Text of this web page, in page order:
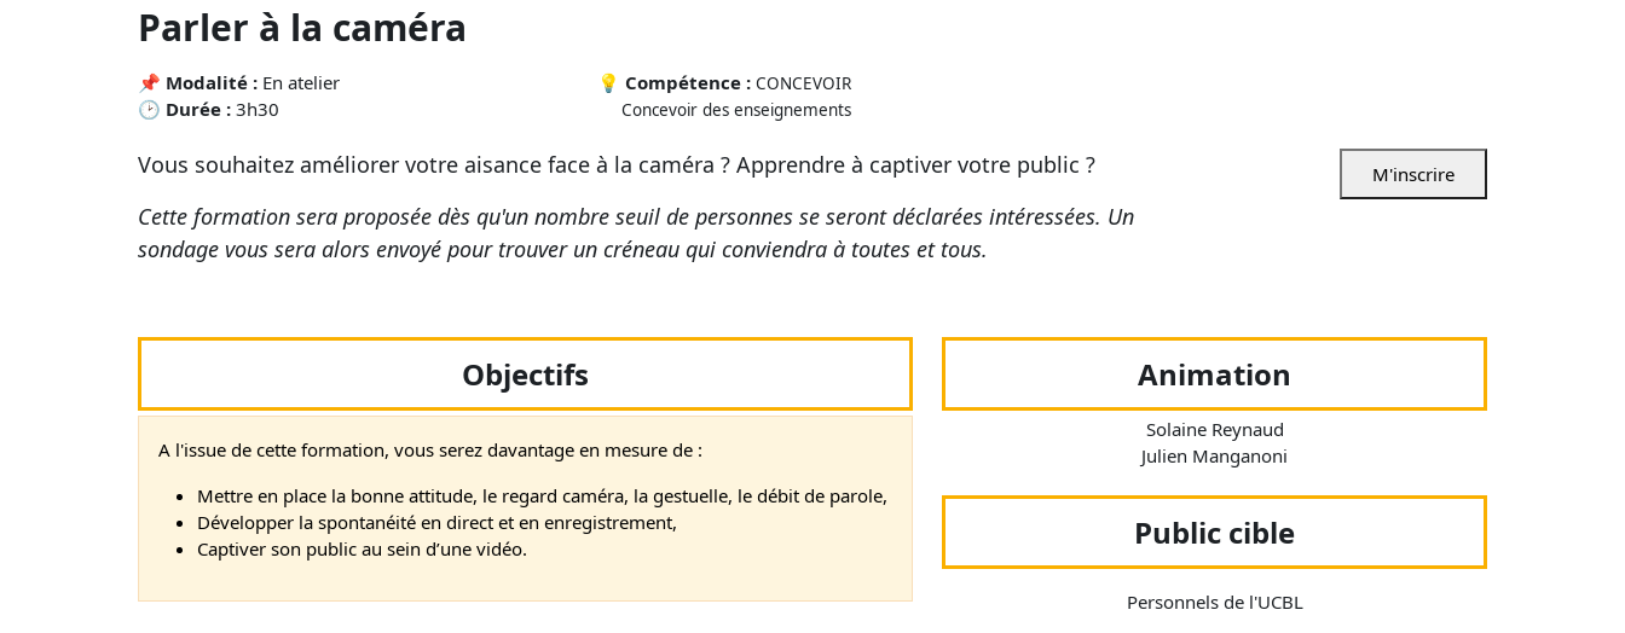
Parler à la caméra
📌 Modalité : En atelier
🕑 Durée : 3h30
💡 Compétence : CONCEVOIR
Concevoir des enseignements
Vous souhaitez améliorer votre aisance face à la caméra ? Apprendre à captiver votre public ?
Cette formation sera proposée dès qu'un nombre seuil de personnes se seront déclarées intéressées. Un
sondage vous sera alors envoyé pour trouver un créneau qui conviendra à toutes et tous.
M'inscrire
Objectifs
A l'issue de cette formation, vous serez davantage en mesure de :
Mettre en place la bonne attitude, le regard caméra, la gestuelle, le débit de parole,
Développer la spontanéité en direct et en enregistrement,
Captiver son public au sein d’une vidéo.
Animation
Solaine Reynaud
Julien Manganoni
Public cible
Personnels de l'UCBL